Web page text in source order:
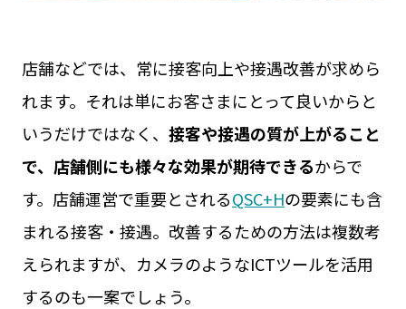
店舗などでは、常に接客向上や接遇改善が求めら
れます。それは単にお客さまにとって良いからと
いうだけではなく、 接客や接遇の質が上がること
で、店舗側にも様々な効果が期待できるからで
す。店舗運営で重要とされるQSC+Hの要素にも含
まれる接客・接遇。改善するための方法は複数考
えられますが、カメラのようなICTツールを活用
するのも一案でしょう。